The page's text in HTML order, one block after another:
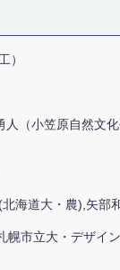
）
（小笠原自然文
海道大・農),矢部
幌市立大・デザイ